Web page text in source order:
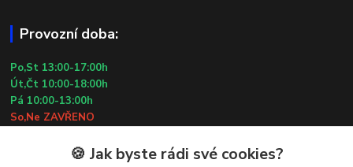
Provozní doba:
Po,St 13:00-17:00h
Út,Čt 10:00-18:00h
Pá 10:00-13:00h
So,Ne ZAVŘENO
🍪 Jak byste rádi své cookies?